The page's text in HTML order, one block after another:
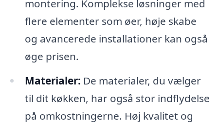
montering. Komplekse løsninger med
flere elementer som øer, høje skabe
og avancerede installationer kan også
øge prisen.
Materialer: De materialer, du vælger
til dit køkken, har også stor indflydelse
på omkostningerne. Høj kvalitet og